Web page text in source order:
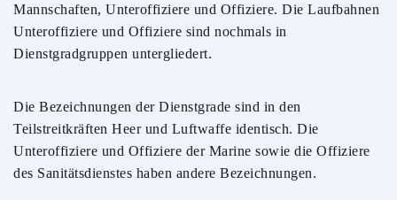
Mannschaften, Unteroffiziere und Offiziere. Die Laufbahnen
Unteroffiziere und Offiziere sind nochmals in
Dienstgradgruppen untergliedert.
Die Bezeichnungen der Dienstgrade sind in den
Teilstreitkräften Heer und Luftwaffe identisch. Die
Unteroffiziere und Offiziere der Marine sowie die Offiziere
des Sanitätsdienstes haben andere Bezeichnungen.